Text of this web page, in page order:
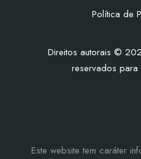
Política de
Direitos autorais ©
reservados para
Este website tem caráter